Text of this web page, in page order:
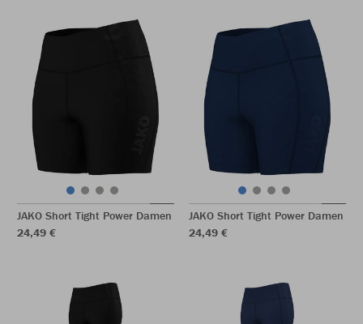
JAKO Short Tight Power Damen
24,49 €
JAKO Short Tight Power Damen
24,49 €